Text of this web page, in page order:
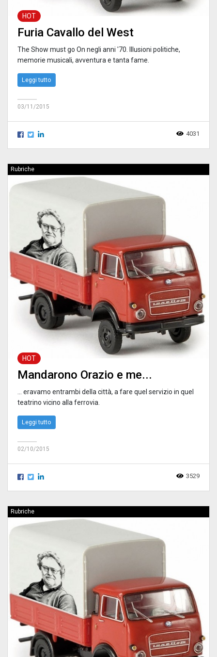
HOT
Furia Cavallo del West
The Show must go On negli anni '70. Illusioni politiche,
memorie musicali, avventura e tanta fame.
Leggi tutto
03/11/2015
4031
Rubriche
HOT
Mandarono Orazio e me...
... eravamo entrambi della città, a fare quel servizio in quel
teatrino vicino alla ferrovia.
Leggi tutto
02/10/2015
3529
Rubriche